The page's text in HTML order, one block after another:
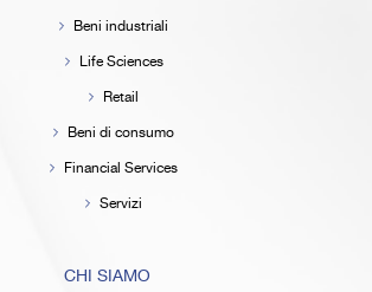
Beni industriali
Life Sciences
Retail
Beni di consumo
Financial Services
Servizi
CHI SIAMO